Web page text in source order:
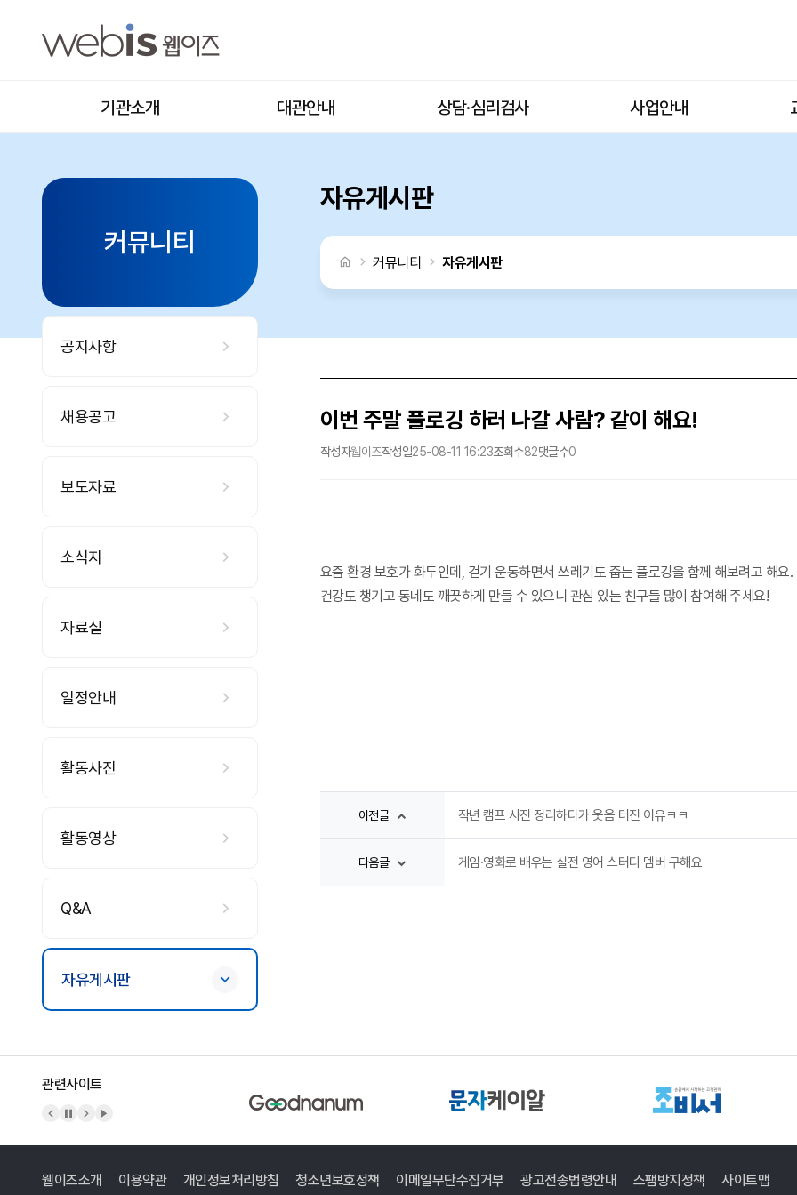
기관소개 대관안내 상담·심리검사 사업안내
자유게시판
처음으로
커뮤니티 자유게시판
이번 주말 플로깅 하러 나갈 사람? 같이 해요!
작성자웹이즈작성일25-08-11 16:23조회수82댓글수0
요즘 환경 보호가 화두인데, 걷기 운동하면서 쓰레기도 줍는 플로깅을 함께 해보려고 해요.
건강도 챙기고 동네도 깨끗하게 만들 수 있으니 관심 있는 친구들 많이 참여해 주세요!
이전글 작년 캠프 사진 정리하다가 웃음 터진 이유ㅋㅋ
다음글 게임·영화로 배우는 실전 영어 스터디 멤버 구해요
커뮤니티
공지사항
채용공고
보도자료
소식지
자료실
일정안내
활동사진
활동영상
Q&A
자유게시판
관련사이트
이전 배너
배너 정지
다음 배너
배너 재생
웹이즈소개 이용약관 개인정보처리방침 청소년보호정책 이메일무단수집거부 광고전송법령안내 스팸방지정책 사이트맵